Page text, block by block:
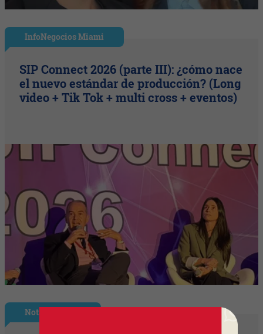
InfoNegocios Miami
SIP Connect 2026 (parte III): ¿cómo nace
el nuevo estándar de producción? (Long
video + Tik Tok + multi cross + eventos)
Nota Principal